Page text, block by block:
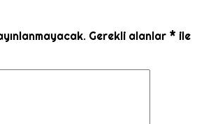
Gerekli alanlar * ile